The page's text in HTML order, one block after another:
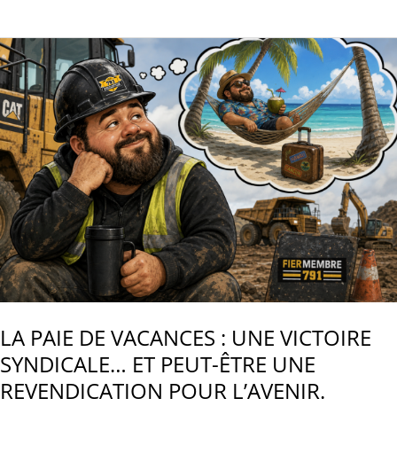
CHANTIER
:
QUAND
LE
CHANTIER
AVANCE,
ELLES
DOIVENT
SUIVRE.
LA PAIE DE VACANCES : UNE VICTOIRE
SYNDICALE… ET PEUT-ÊTRE UNE
REVENDICATION POUR L’AVENIR.